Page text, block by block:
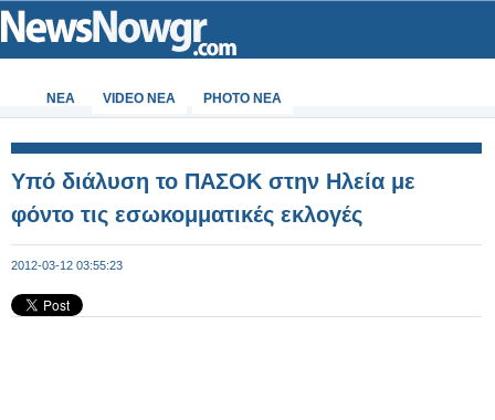
ΝΕΑ VIDEO NEA PHOTO NEA
Υπό διάλυση το ΠΑΣΟΚ στην Ηλεία με
φόντο τις εσωκομματικές εκλογές
2012-03-12 03:55:23